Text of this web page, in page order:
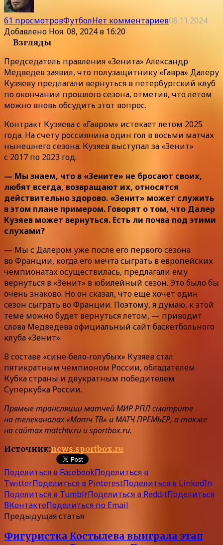
61 просмотровФутболНет комментариев08.11.2024
Добавлено Ноя. 08, 2024 в 16:20
Взгляды
Председатель правления «Зенита» Александр
Медведев заявил, что полузащитнику «Гавра» Далеру
Кузяеву предлагали вернуться в петербургский клуб
по окончании прошлого сезона, отметив, что летом
можно вновь обсудить этот вопрос.
Контракт Кузяева с «Гавром» истекает летом 2025
года. На счету россиянина один гол в восьми матчах
нынешнего сезона. Кузяев выступал за «Зенит»
с 2017 по 2023 год.
— Мы знаем, что в «Зените» не бросают своих,
любят всегда, возвращают их, относятся
действительно здорово. «Зенит» может служить
в этом плане примером. Говорят о том, что Далер
Кузяев может вернуться. Есть ли почва под этими
слухами?
— Мы с Далером уже после его первого сезона
во Франции, когда его мечта сыграть в европейских
чемпионатах осуществилась, предлагали ему
вернуться в «Зенит» в юбилейный сезон. Это было бы
очень знаково. Но он сказал, что еще хочет один
сезон сыграть во Франции. Поэтому, я думаю, к этой
теме можно будет вернуться летом, — приводит
слова Медведева официальный сайт баскетбольного
клуба «Зенит».
В составе «сине‑бело‑голубых» Кузяев стал
пятикратным чемпионом России, обладателем
Кубка страны и двукратным победителем
Суперкубка России.
Прямые трансляции матчей МИР РПЛ смотрите
на телеканалах «Матч ТВ» и МАТЧ ПРЕМЬЕР, а также
на сайтах matchtv.ru и sportbox.ru.
Источник:news.sportbox.ru
Поделиться в FacebookПоделиться в
TwitterПоделиться в PinterestПоделиться в LinkedIn
Поделиться в TumblrПоделиться в RedditПоделиться
ВКонтактеПоделиться по Email
Предыдущая статья
Фигуристка Костылева выиграла этап